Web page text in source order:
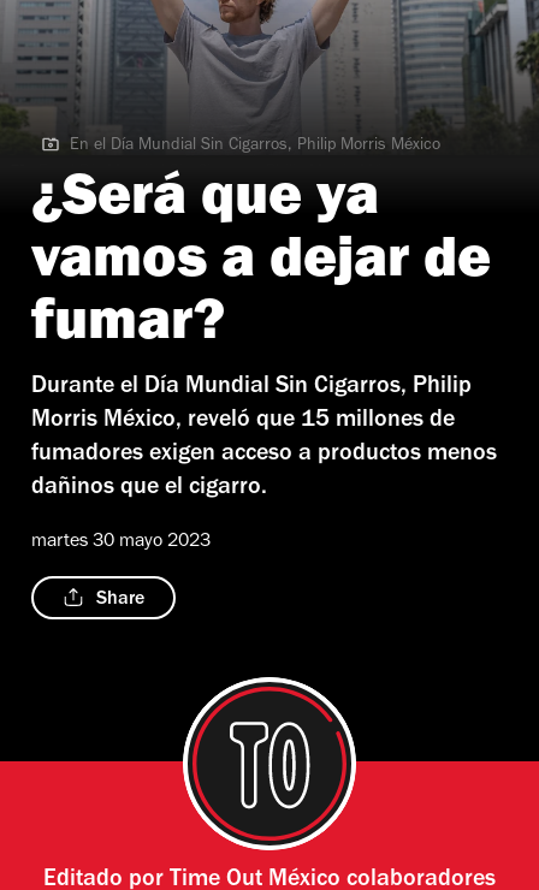
En el Día Mundial Sin Cigarros, Philip Morris México
En el Día Mundial Sin Cigarros, Philip Morris México
¿Será que ya
vamos a dejar de
fumar?
Durante el Día Mundial Sin Cigarros, Philip
Morris México, reveló que 15 millones de
fumadores exigen acceso a productos menos
dañinos que el cigarro.
martes 30 mayo 2023
Share
Editado por Time Out México colaboradores